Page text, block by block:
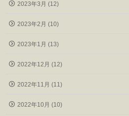
2023年3月 (12)
2023年2月 (10)
2023年1月 (13)
2022年12月 (12)
2022年11月 (11)
2022年10月 (10)